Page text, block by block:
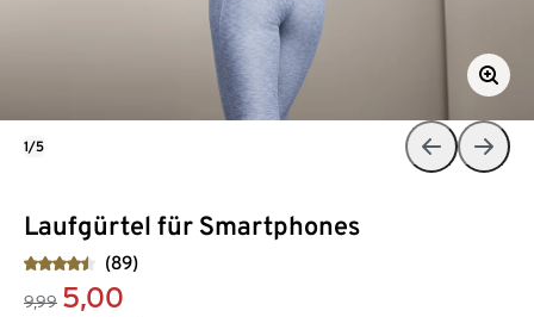
Laufgürtel für Smartphones
(89)
9,99 5,00
1/5